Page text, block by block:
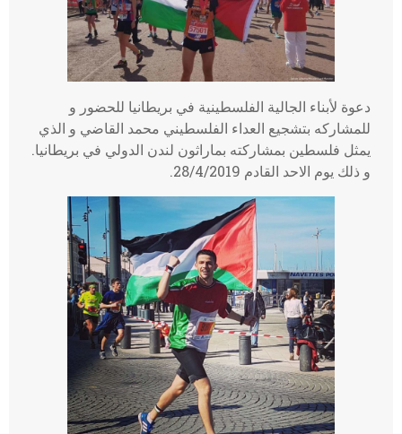
دعوة لأبناء الجالية الفلسطينية في بريطانيا للحضور و
للمشاركه بتشجيع العداء الفلسطيني محمد القاضي و الذي
يمثل فلسطين بمشاركته بماراثون لندن الدولي في بريطانيا.
و ذلك يوم الاحد القادم 28/4/2019.